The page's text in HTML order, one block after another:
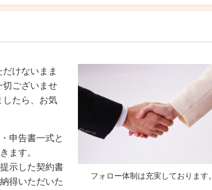
フォロー体制は充実しております。
けないまま
切ございませ
したら、お気
申告書一式と
ます。
示した契約書
得いただいた